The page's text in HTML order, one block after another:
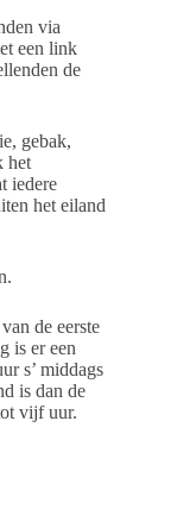
via
een link
de
gebak,
het
iedere
het eiland
de eerste
is er een
s’ middags
is dan de
vijf uur.